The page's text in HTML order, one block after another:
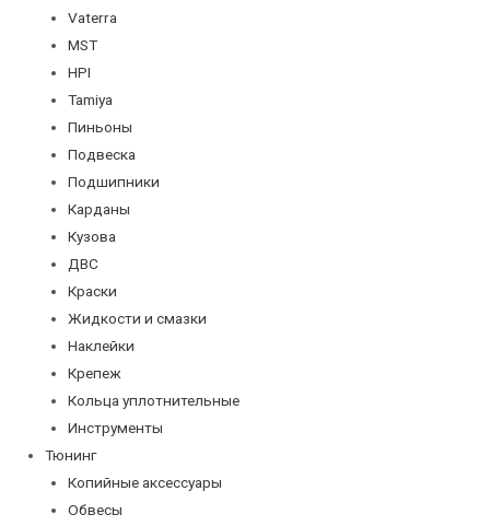
Vaterra
MST
HPI
Tamiya
Пиньоны
Подвеска
Подшипники
Карданы
Кузова
ДВС
Краски
Жидкости и смазки
Наклейки
Крепеж
Кольца уплотнительные
Инструменты
Тюнинг
Копийные аксессуары
Обвесы